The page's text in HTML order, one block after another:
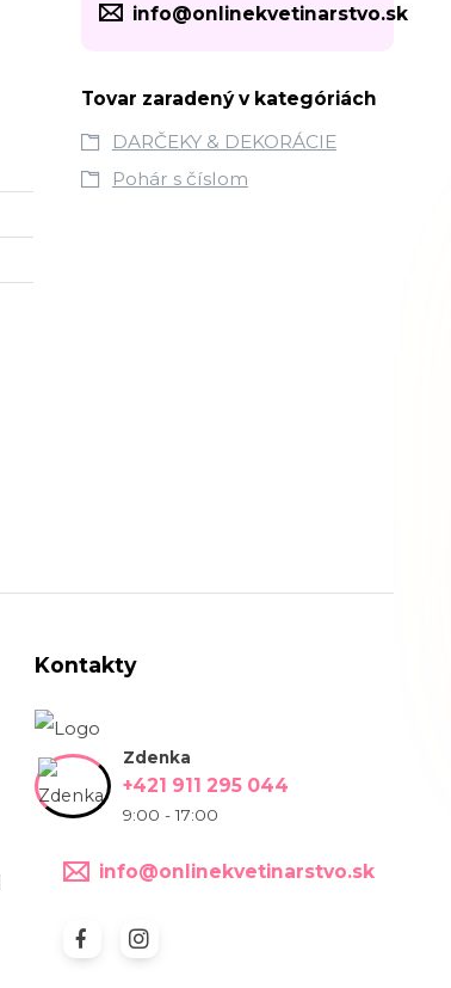
info@onlinekvetinarstvo.sk
Tovar zaradený v kategóriách
DARČEKY & DEKORÁCIE
Pohár s číslom
Kontakty
Zdenka
+421 911 295 044
9:00 - 17:00
info@onlinekvetinarstvo.sk